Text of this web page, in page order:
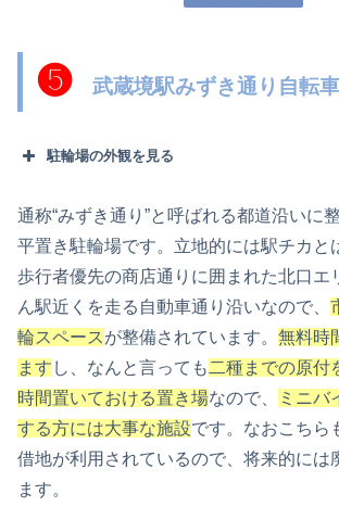
❺武蔵境駅みずき通り自転
駐輪場の外観を見る
通称“みずき通り”と呼ばれる都道沿いに
平置き駐輪場です。立地的には駅チカと
歩行者優先の商店通りに囲まれた北口エ
ん駅近くを走る自動車通り沿いなので、
輪スペース が整備されています。 無料時
ます し、なんと言っても 二種までの原付
時間置いておける置き場なので、
ミニバ
する方には大事な施設です。なおこちら
借地が利用されているので、将来的には
ます。